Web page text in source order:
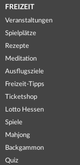
FREIZEIT
Veranstaltungen
Spielplätze
Rezepte
Meditation
Ausflugsziele
Freizeit-Tipps
Ticketshop
Lotto Hessen
Spiele
Mahjong
Backgammon
Quiz